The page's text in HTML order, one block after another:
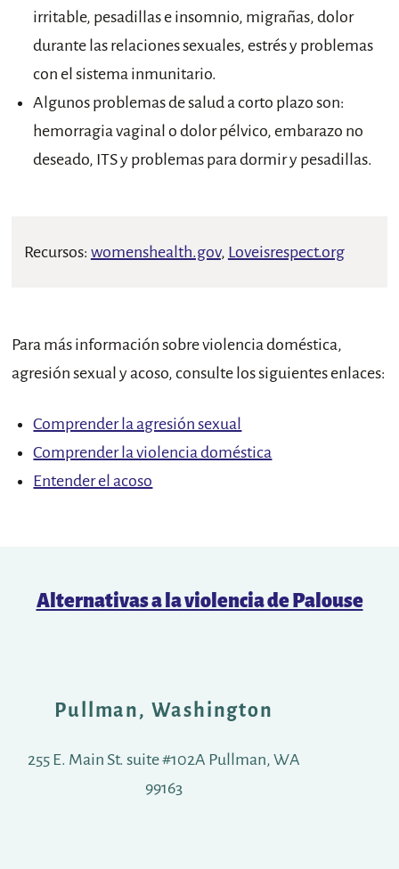
irritable, pesadillas e insomnio, migrañas, dolor
durante las relaciones sexuales, estrés y problemas
con el sistema inmunitario.
Algunos problemas de salud a corto plazo son:
hemorragia vaginal o dolor pélvico, embarazo no
deseado, ITS y problemas para dormir y pesadillas.
Recursos: womenshealth.gov, Loveisrespect.org
Para más información sobre violencia doméstica,
agresión sexual y acoso, consulte los siguientes enlaces:
Comprender la agresión sexual
Comprender la violencia doméstica
Entender el acoso
Alternativas a la violencia de Palouse
Pullman, Washington
255 E. Main St. suite #102A Pullman, WA
99163